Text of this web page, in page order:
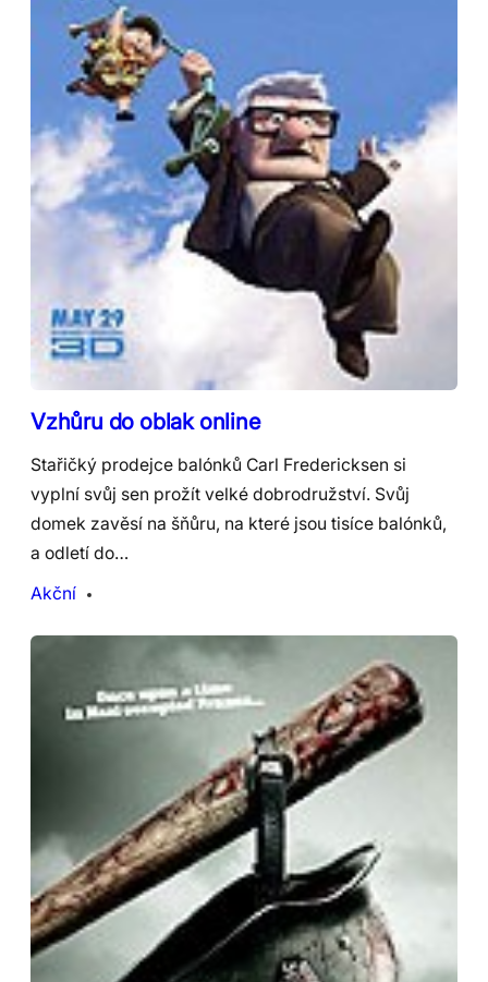
Vzhůru do oblak online
Stařičký prodejce balónků Carl Fredericksen si
vyplní svůj sen prožít velké dobrodružství. Svůj
domek zavěsí na šňůru, na které jsou tisíce balónků,
a odletí do…
Akční